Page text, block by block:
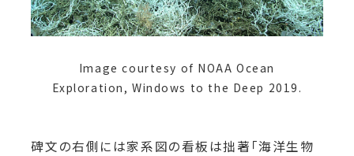
Image courtesy of NOAA Ocean
Exploration, Windows to the Deep 2019.
碑文の右側には家系図の看板は拙著「海洋生物